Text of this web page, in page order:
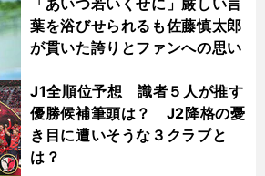
葉を浴びせられるも佐藤慎太郎
が貫いた誇りとファンへの思い
J1全順位予想 識者５人が推す
優勝候補筆頭は？ J2降格の憂
き目に遭いそうな３クラブと
は？